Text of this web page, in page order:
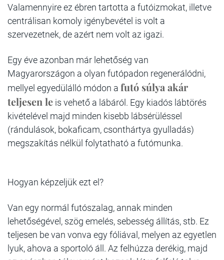
Valamennyire ez ébren tartotta a futóizmokat, illetve
centrálisan komoly igénybevétel is volt a
szervezetnek, de azért nem volt az igazi.
Egy éve azonban már lehetőség van
Magyarországon a olyan futópadon regenerálódni,
mellyel egyedülálló módon a futó súlya akár
teljesen le is vehető a lábáról. Egy kiadós lábtörés
kivételével majd minden kisebb lábsérüléssel
(rándulások, bokaficam, csonthártya gyulladás)
megszakítás nélkül folytatható a futómunka.
Hogyan képzeljük ezt el?
Van egy normál futószalag, annak minden
lehetőségével, szög emelés, sebesség állítás, stb. Ez
teljesen be van vonva egy fóliával, melyen az egyetlen
lyuk, ahova a sportoló áll. Az felhúzza derékig, majd